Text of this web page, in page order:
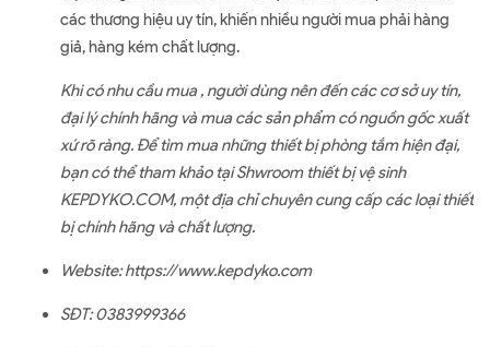
các thương hiệu uy tín, khiến nhiều người mua phải hàng
giả, hàng kém chất lượng.
Khi có nhu cầu mua , người dùng nên đến các cơ sở uy tín,
đại lý chính hãng và mua các sản phẩm có nguồn gốc xuất
xứ rõ ràng. Để tìm mua những thiết bị phòng tắm hiện đại,
bạn có thể tham khảo tại Shwroom thiết bị vệ sinh
KEPDYKO.COM, một địa chỉ chuyên cung cấp các loại thiết
bị chính hãng và chất lượng.
Website: https://www.kepdyko.com
SĐT: 0383999366